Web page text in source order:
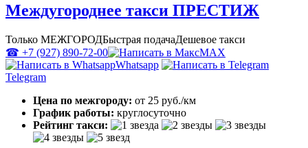
Междугороднее такси ПРЕСТИЖ
Только МЕЖГОРОДБыстрая подачаДешевое такси
☎ +7 (927) 890-72-00
MAX
Whatsapp
Telegram
Цена по межгороду: от 25 руб./км
График работы: круглосуточно
Рейтинг такси: